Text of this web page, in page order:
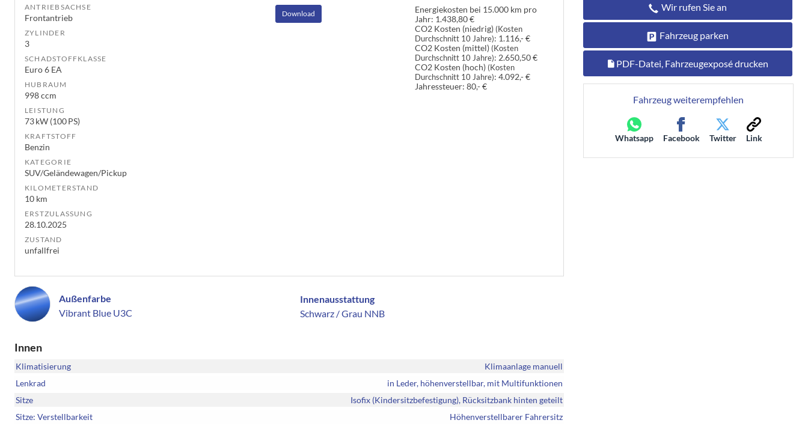
Wir rufen Sie an
Fahrzeug parken
PDF-Datei, Fahrzeugexposé drucken
Fahrzeug weiterempfehlen
Whatsapp Facebook Twitter Link
ANTRIEBSACHSE
Frontantrieb
ZYLINDER
3
SCHADSTOFFKLASSE
Euro 6 EA
HUBRAUM
998 ccm
LEISTUNG
73 kW (100 PS)
KRAFTSTOFF
Benzin
KATEGORIE
SUV/Geländewagen/Pickup
KILOMETERSTAND
10 km
ERSTZULASSUNG
28.10.2025
ZUSTAND
unfallfrei
Download
Energiekosten bei 15.000 km pro
Jahr: 1.438,80 €
CO2 Kosten (niedrig) (Kosten
Durchschnitt 10 Jahre): 1.116,- €
CO2 Kosten (mittel) (Kosten
Durchschnitt 10 Jahre): 2.650,50 €
CO2 Kosten (hoch) (Kosten
Durchschnitt 10 Jahre): 4.092,- €
Jahressteuer: 80,- €
Außenfarbe
Vibrant Blue U3C
Innenausstattung
Schwarz / Grau NNB
Innen
Klimatisierung
Klimaanlage manuell
Lenkrad
in Leder, höhenverstellbar, mit Multifunktionen
Sitze
Isofix (Kindersitzbefestigung), Rücksitzbank hinten geteilt
Sitze: Verstellbarkeit
Höhenverstellbarer Fahrersitz